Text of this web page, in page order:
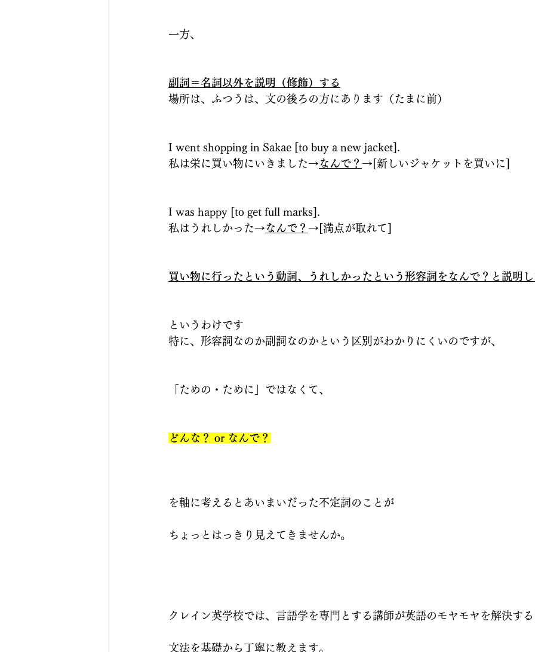
一方、
副詞＝名詞以外を説明（修飾）する
場所は、ふつうは、文の後ろの方にあります（たまに前）
I went shopping in Sakae [to buy a new jacket].
私は栄に買い物にいきました→ なんで？ →[新しいジャケットを買いに]
I was happy [to get full marks].
私はうれしかった→ なんで？ →[満点が取れて]
買い物に行ったという動詞、うれしかったという形容詞をなんで？と説明
というわけです
特に、形容詞なのか副詞なのかという区別がわかりにくいのですが、
「ための・ために」ではなくて、
どんな？ or なんで？
を軸に考えるとあいまいだった不定詞のことが
ちょっとはっきり見えてきませんか。
クレイン英学校では、言語学を専門とする講師が英語のモヤモヤを解決す
文法を基礎から丁寧に教えます。